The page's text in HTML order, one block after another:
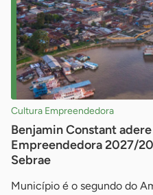
Cultura Empreendedora
Benjamin Constant
Empreendedora 2027/
Sebrae
Município é o segundo do